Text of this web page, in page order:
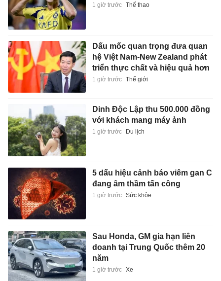
1 giờ trước Thể thao
Dấu mốc quan trọng đưa quan
hệ Việt Nam-New Zealand phát
triển thực chất và hiệu quả hơn
1 giờ trước Thế giới
Dinh Độc Lập thu 500.000 đồng
với khách mang máy ảnh
1 giờ trước Du lịch
5 dấu hiệu cảnh báo viêm gan C
đang âm thầm tấn công
1 giờ trước Sức khỏe
Sau Honda, GM gia hạn liên
doanh tại Trung Quốc thêm 20
năm
1 giờ trước Xe